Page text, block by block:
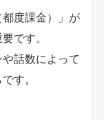
度課金）」が
です。
話数によって
す。